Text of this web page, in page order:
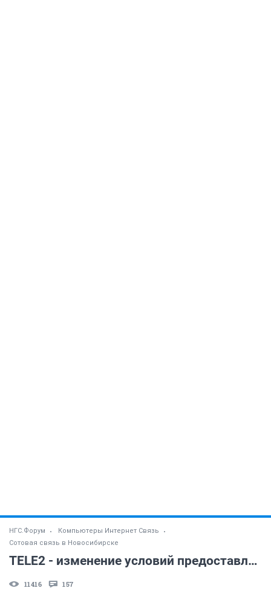
НГС.Форум
Компьютеры Интернет Связь
Сотовая связь в Новосибирске
TELE2 - изменение условий предоставления услуг
11416 157